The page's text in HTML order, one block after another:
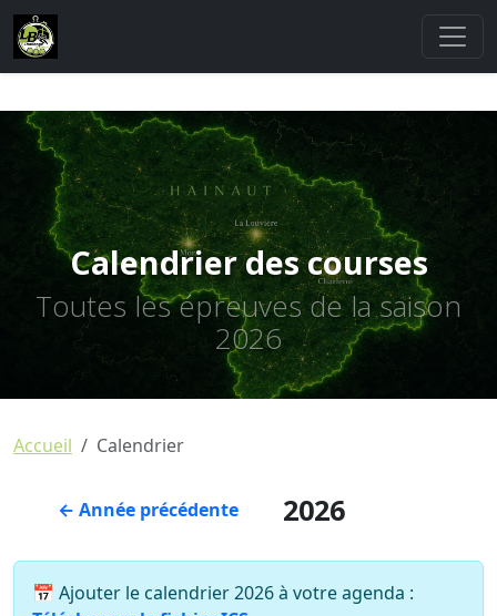
Calendrier des courses
Toutes les épreuves de la saison
2026
Accueil Calendrier
← Année précédente 2026
📅 Ajouter le calendrier 2026 à votre agenda :